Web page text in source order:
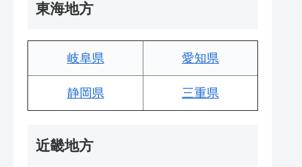
東海地方
岐阜県 愛知県
静岡県 三重県
近畿地方